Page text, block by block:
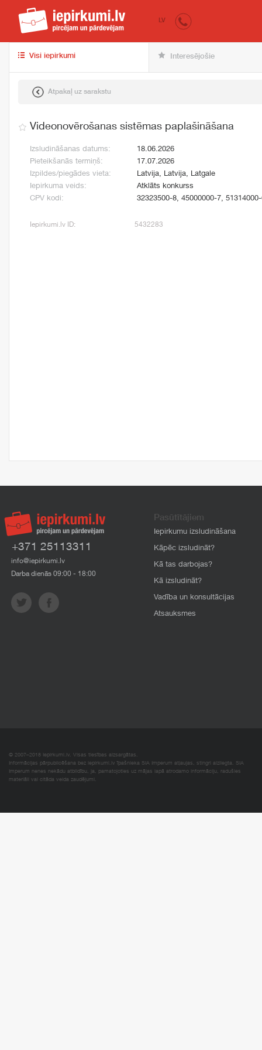
iepirkumi.lv
LV
Visi iepirkumi Interesējošie
Atpakaļ uz sarakstu
Videonovērošanas sistēmas paplašināšana
Izsludināšanas datums:
18.06.2026
Pieteikšanās termiņš:
17.07.2026
Izpildes/piegādes vieta:
Latvija, Latvija, Latgale
Iepirkuma veids:
Atklāts konkurss
CPV kodi:
32323500-8, 45000000-7,
Iepirkumi.lv ID: 5432283
+371 25113311
info@iepirkumi.lv
Darba dienās 09:00 - 18:00
Pasūtītājiem
Iepirkumu izsludināšana
Kāpēc izsludināt?
Kā tas darbojas?
Kā izsludināt?
Vadība un konsultācijas
Atsauksmes
© 2007–2018 Iepirkumi.lv. Visas tiesības aizsargātas.
Informācijas pārpublicēšana bez iepirkumi.lv īpašnieka SIA Imperum atļaujas, stingri aizliegta. SIA
Imperum nenes nekādu atbildību, ja, pamatojoties uz mājas lapā atrodamo informāciju, radušies
materiāli vai citāda veida zaudējumi.